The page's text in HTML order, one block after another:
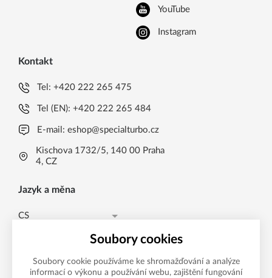
YouTube
Instagram
Kontakt
Tel:+420 222 265 475
Tel (EN):+420 222 265 484
E-mail:eshop@specialturbo.cz
Kischova 1732/5, 140 00 Praha
4, CZ
Jazyk a měna
CS
EN
Česká koruna CZK (Kč)
Česká koruna CZK (Kč)
Soubory cookies
Soubory cookie používáme ke shromažďování a analýze
informací o výkonu a používání webu, zajištění fungování